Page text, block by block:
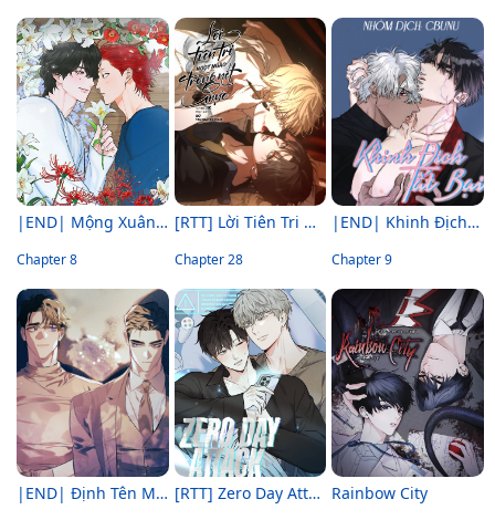
|END| Mộng Xuân Thì
Chapter 8
[RTT] Lời Tiên Tri Ngọt Ngào Trong Nét Mực
Chapter 28
|END| Khinh Địch Tất Bại
Chapter 9
|END| Định Tên Mối Quan Hệ [RTT] Zero Day Attack Rainbow City